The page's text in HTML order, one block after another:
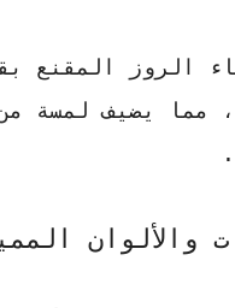
الروز المقنع
مما يضيف لمسة
والألوان